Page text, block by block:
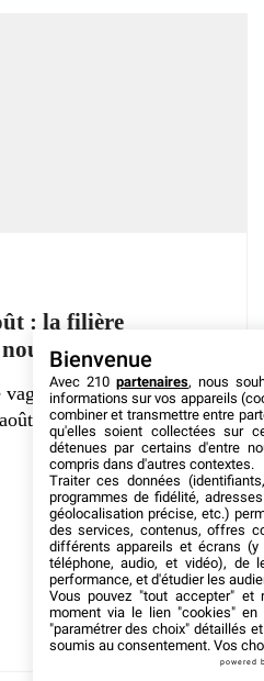
: la filière
à l’épreuve
de chaleur frappe
Bienvenue
Avec 210 partenaires, nous
informations sur vos appareils
combiner et transmettre entre
qu'elles soient collectées sur
détenues par certains d'entre
compris dans d'autres contextes.
Traiter ces données
programmes de fidélité,
géolocalisation précise, etc.)
des services, contenus, offres
différents appareils et écrans (y
téléphone, audio, et vidéo), de
performance, et d'étudier les
Vous pouvez "tout accepter" et
moment via le lien "cookies" en
"paramétrer des choix" détaillés
soumis au consentement. Vos
powered